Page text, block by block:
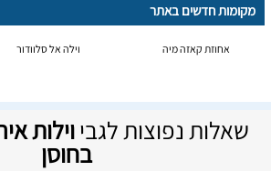
מקומות חדשים באתר
אחוזת קאזה מיה וילה אל סלוודור
שאלות נפוצות לגביוילות
בחוסן